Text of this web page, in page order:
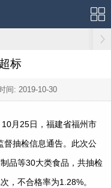
标
间: 2019-10-30
月25日，福建省福州市
督抽检信息通告。此次公
品等30大类食品，共抽检
，不合格率为1.28%。